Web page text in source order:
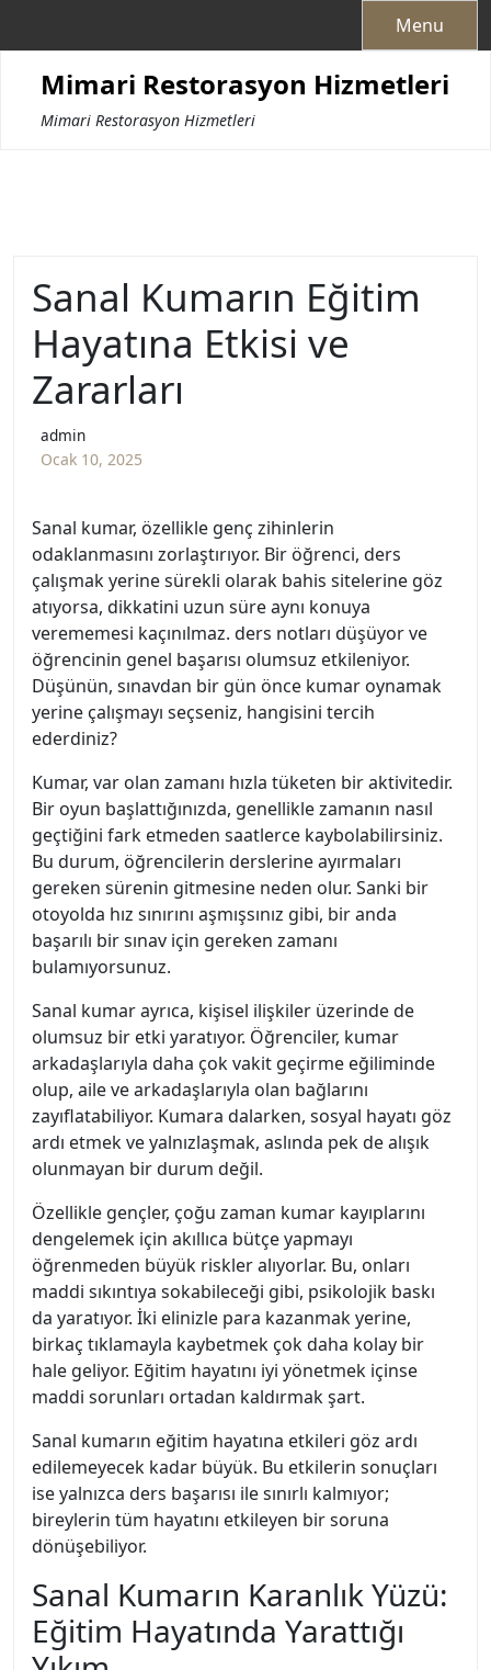
Menu
Mimari Restorasyon Hizmetleri
Mimari Restorasyon Hizmetleri
Sanal Kumarın Eğitim
Hayatına Etkisi ve
Zararları
admin
Ocak 10, 2025
Sanal kumar, özellikle genç zihinlerin
odaklanmasını zorlaştırıyor. Bir öğrenci, ders
çalışmak yerine sürekli olarak bahis sitelerine göz
atıyorsa, dikkatini uzun süre aynı konuya
verememesi kaçınılmaz. ders notları düşüyor ve
öğrencinin genel başarısı olumsuz etkileniyor.
Düşünün, sınavdan bir gün önce kumar oynamak
yerine çalışmayı seçseniz, hangisini tercih
ederdiniz?
Kumar, var olan zamanı hızla tüketen bir aktivitedir.
Bir oyun başlattığınızda, genellikle zamanın nasıl
geçtiğini fark etmeden saatlerce kaybolabilirsiniz.
Bu durum, öğrencilerin derslerine ayırmaları
gereken sürenin gitmesine neden olur. Sanki bir
otoyolda hız sınırını aşmışsınız gibi, bir anda
başarılı bir sınav için gereken zamanı
bulamıyorsunuz.
Sanal kumar ayrıca, kişisel ilişkiler üzerinde de
olumsuz bir etki yaratıyor. Öğrenciler, kumar
arkadaşlarıyla daha çok vakit geçirme eğiliminde
olup, aile ve arkadaşlarıyla olan bağlarını
zayıflatabiliyor. Kumara dalarken, sosyal hayatı göz
ardı etmek ve yalnızlaşmak, aslında pek de alışık
olunmayan bir durum değil.
Özellikle gençler, çoğu zaman kumar kayıplarını
dengelemek için akıllıca bütçe yapmayı
öğrenmeden büyük riskler alıyorlar. Bu, onları
maddi sıkıntıya sokabileceği gibi, psikolojik baskı
da yaratıyor. İki elinizle para kazanmak yerine,
birkaç tıklamayla kaybetmek çok daha kolay bir
hale geliyor. Eğitim hayatını iyi yönetmek içinse
maddi sorunları ortadan kaldırmak şart.
Sanal kumarın eğitim hayatına etkileri göz ardı
edilemeyecek kadar büyük. Bu etkilerin sonuçları
ise yalnızca ders başarısı ile sınırlı kalmıyor;
bireylerin tüm hayatını etkileyen bir soruna
dönüşebiliyor.
Sanal Kumarın Karanlık Yüzü:
Eğitim Hayatında Yarattığı